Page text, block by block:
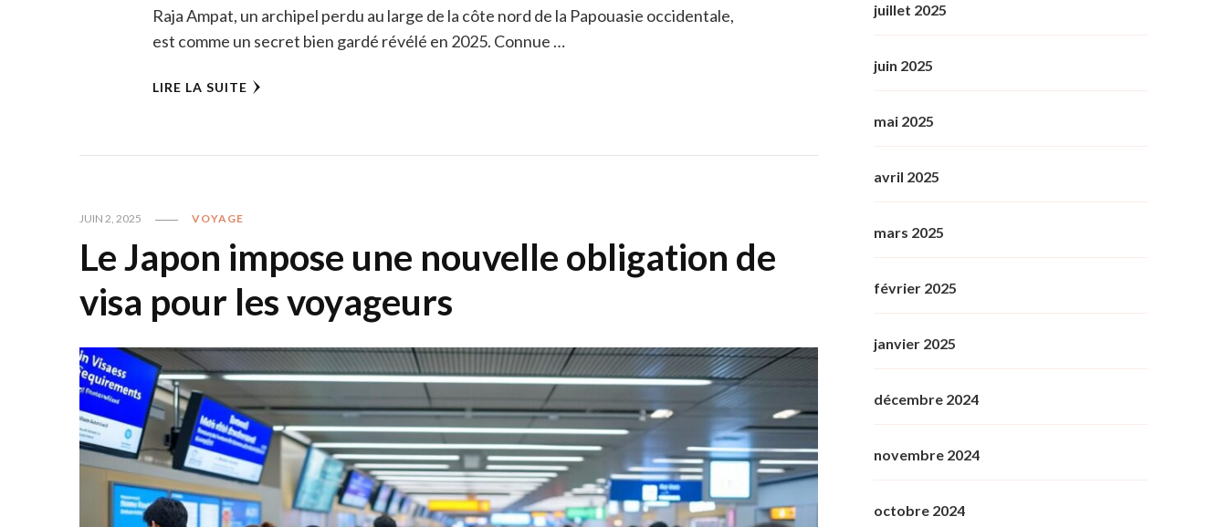
Raja Ampat, un archipel perdu au large de la côte nord de la Papouasie occidentale,
est comme un secret bien gardé révélé en 2025. Connue …
LIRE LA SUITE
JUIN 2, 2025 VOYAGE
Le Japon impose une nouvelle obligation de
visa pour les voyageurs
juillet 2025
juin 2025
mai 2025
avril 2025
mars 2025
février 2025
janvier 2025
décembre 2024
novembre 2024
octobre 2024